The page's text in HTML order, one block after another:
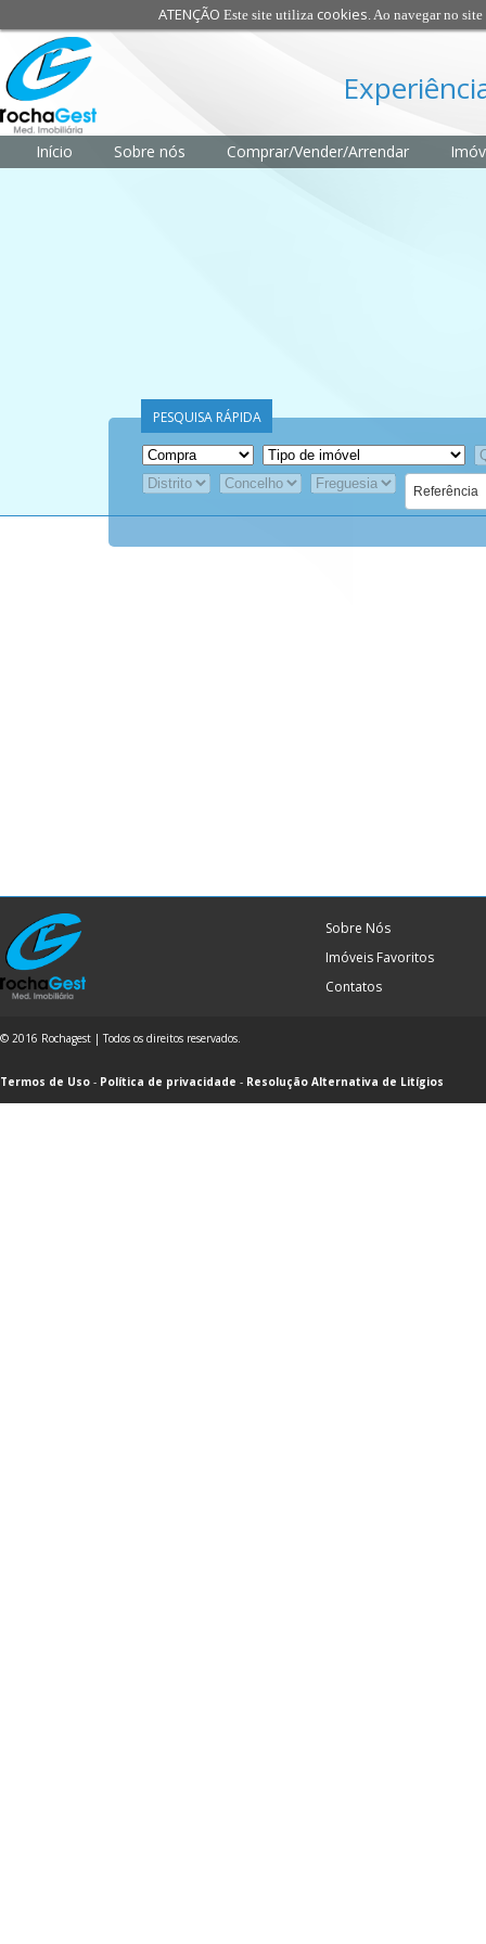
ATENÇÃO Este site utiliza cookies. Ao navegar no
Início Sobre nós Comprar/Vender/Arrendar
PESQUISA RÁPIDA
Sobre Nós
Imóveis Favoritos
Contatos
© 2016 Rochagest | Todos os direitos reservados.
Termos de Uso - Política de privacidade - Resolução Alternativa de Litígios